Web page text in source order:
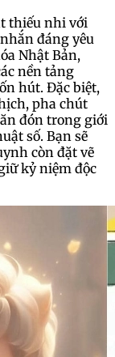
thiếu nhi với
đáng yêu
Nhật Bản,
nền tảng
hút. Đặc biệt,
pha chút
đón trong giới
số. Bạn sẽ
còn đặt vẽ
kỷ niệm độc